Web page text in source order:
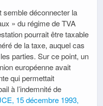
semble déconnecter la
» du régime de TVA
pourrait être taxable
de la taxe, auquel cas
parties. Sur ce point, un
européenne avait
qui permettait
à l’indemnité de
15 décembre 1993,